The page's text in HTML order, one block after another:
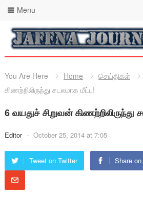
Menu
You Are Here Home செய்திகள்
கிணற்றிலிருந்து சடலமாக மீட்பு!
6 வயதுச் சிறுவன் கிணற்றிலிருந்து
Editor - October 25, 2014 at 7:05
Tweet on Twitter Share